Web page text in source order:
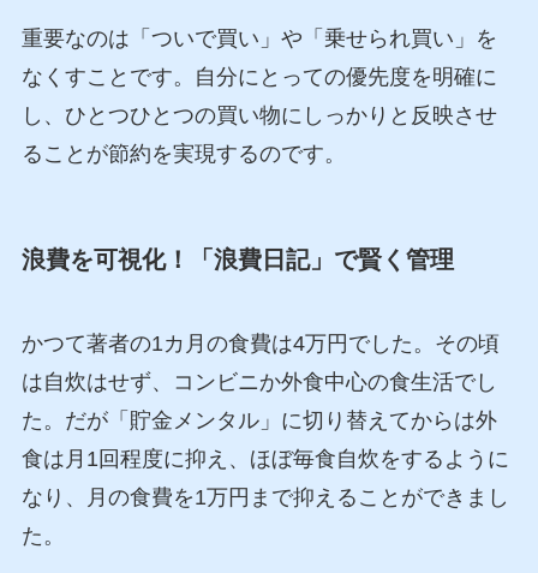
重要なのは「ついで買い」や「乗せられ買い」を
なくすことです。自分にとっての優先度を明確に
し、ひとつひとつの買い物にしっかりと反映させ
ることが節約を実現するのです。
浪費を可視化！「浪費日記」で賢く管理
かつて著者の1カ月の食費は4万円でした。その頃
は自炊はせず、コンビニか外食中心の食生活でし
た。だが「貯金メンタル」に切り替えてからは外
食は月1回程度に抑え、ほぼ毎食自炊をするように
なり、月の食費を1万円まで抑えることができまし
た。